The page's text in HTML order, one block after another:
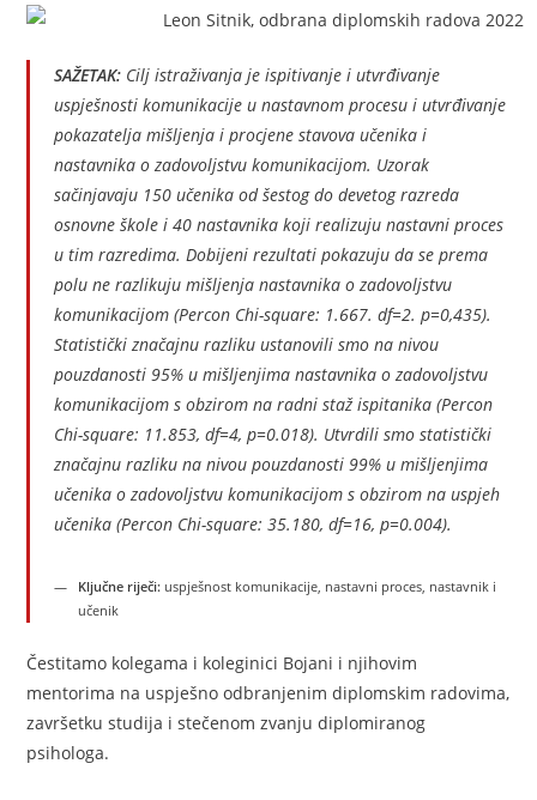
SAŽETAK: Cilj istraživanja je ispitivanje i utvrđivanje
uspješnosti komunikacije u nastavnom procesu i utvrđivanje
pokazatelja mišljenja i procjene stavova učenika i
nastavnika o zadovoljstvu komunikacijom. Uzorak
sačinjavaju 150 učenika od šestog do devetog razreda
osnovne škole i 40 nastavnika koji realizuju nastavni proces
u tim razredima. Dobijeni rezultati pokazuju da se prema
polu ne razlikuju mišljenja nastavnika o zadovoljstvu
komunikacijom (Percon Chi-square: 1.667. df=2. p=0,435).
Statistički značajnu razliku ustanovili smo na nivou
pouzdanosti 95% u mišljenjima nastavnika o zadovoljstvu
komunikacijom s obzirom na radni staž ispitanika (Percon
Chi-square: 11.853, df=4, p=0.018). Utvrdili smo statistički
značajnu razliku na nivou pouzdanosti 99% u mišljenjima
učenika o zadovoljstvu komunikacijom s obzirom na uspjeh
učenika (Percon Chi-square: 35.180, df=16, p=0.004).
Ključne riječi: uspješnost komunikacije, nastavni proces, nastavnik i
učenik
Čestitamo kolegama i koleginici Bojani i njihovim
mentorima na uspješno odbranjenim diplomskim radovima,
završetku studija i stečenom zvanju diplomiranog
psihologa.